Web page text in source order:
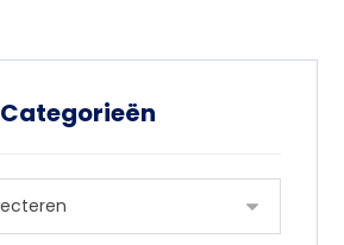
Categorieën